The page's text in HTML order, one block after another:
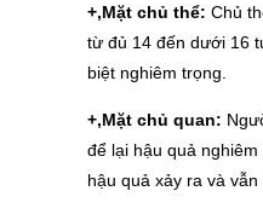
+,Mặt chủ thể: Chủ
từ đủ 14 đến dưới 16
biệt nghiêm trọng.
+,Mặt chủ quan:
để lại hậu quả
hậu quả xảy ra và